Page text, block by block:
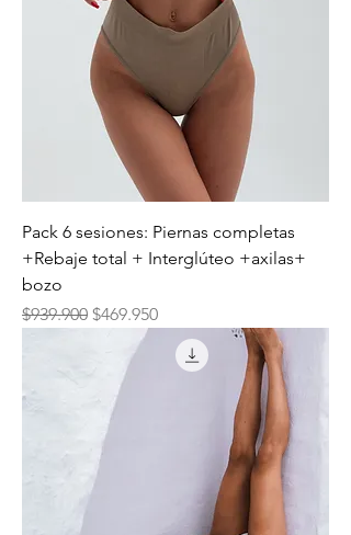
Pack 6 sesiones: Piernas completas
+Rebaje total + Interglúteo +axilas+
bozo
Precio
$939.900 Precio de oferta
$469.950